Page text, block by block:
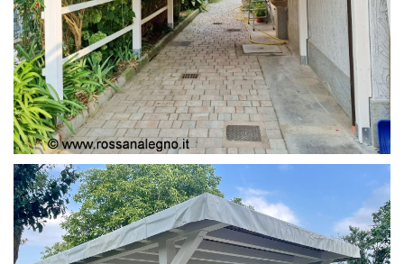
PERGOLA COPERTURA MOBILE